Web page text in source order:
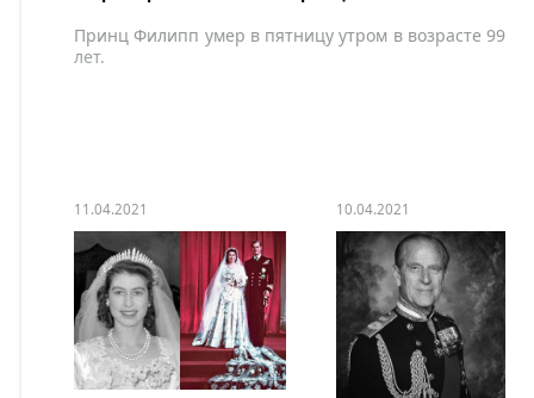
Принц Филипп умер в пятницу утром в возрасте 99
лет.
11.04.2021 10.04.2021